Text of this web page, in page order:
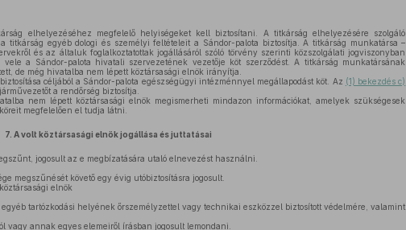
elhelyezéséhez megfelelő helyiségeket kell biztosítani. A titkárság elhelyezésére szolgáló
titkárság egyéb dologi és személyi feltételeit a Sándor-palota biztosítja. A titkárság munkatársa –
és az általuk foglalkoztatottak jogállásáról szóló törvény szerinti közszolgálati jogviszonyban
vele a Sándor-palota hivatali szervezetének vezetője köt szerződést. A titkárság munkatársának
de még hivatalba nem lépett köztársasági elnök irányítja.
céljából a Sándor-palota egészségügyi intézménnyel megállapodást köt. Az (1) bekezdés c)
a rendőrség biztosítja.
nem lépett köztársasági elnök megismerheti mindazon információkat, amelyek szükségesek
megfelelően el tudja látni.
7. A volt köztársasági elnök jogállása és juttatásai
jogosult az e megbízatására utaló elnevezést használni.
megszűnését követő egy évig utóbiztosításra jogosult.
elnök
tartózkodási helyének őrszemélyzettel vagy technikai eszközzel biztosított védelmére, valamint
vagy annak egyes elemeiről írásban jogosult lemondani.